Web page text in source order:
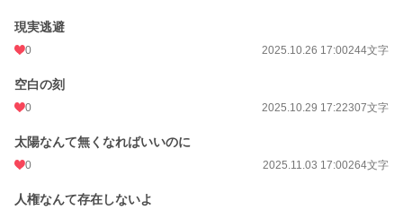
現実逃避
0 2025.10.26 17:00244文字
空白の刻
0 2025.10.29 17:22307文字
太陽なんて無くなればいいのに
0 2025.11.03 17:00264文字
人権なんて存在しないよ